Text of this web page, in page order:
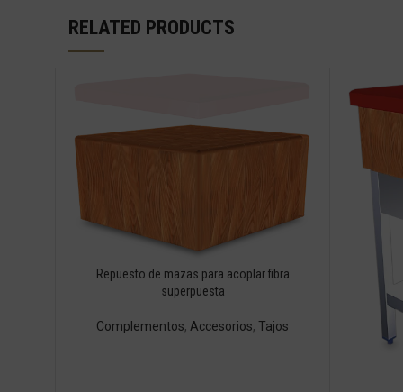
RELATED PRODUCTS
Repuesto de mazas para acoplar fibra
superpuesta
Complementos,Accesorios,Tajos